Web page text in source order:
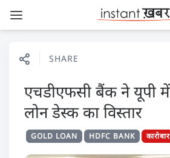
SHARE
एचडीएफसी बैंक ने यूपी में
लोन डेस्क का विस्तार
GOLD LOAN HDFC BANK कारोबार